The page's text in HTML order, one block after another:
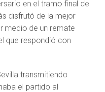
en el tramo final de
disfrutó de la mejor
medio de un remate
que respondió con
transmitiendo
el partido al